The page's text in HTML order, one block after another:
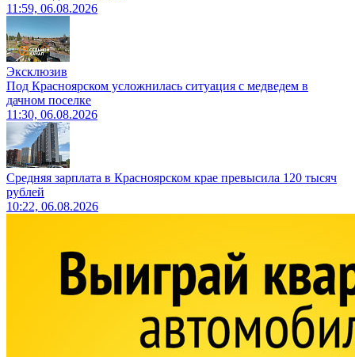
11:59, 06.08.2026
Эксклюзив
Под Красноярском усложнилась ситуация с медведем в
дачном поселке
11:30, 06.08.2026
Средняя зарплата в Красноярском крае превысила 120 тысяч
рублей
10:22, 06.08.2026